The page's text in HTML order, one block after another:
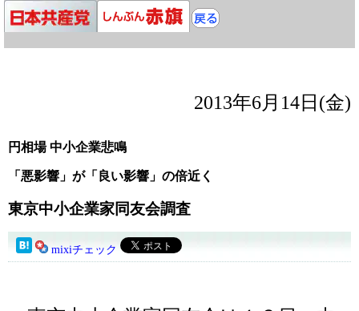
2013年6月14日(金)
円相場 中小企業悲鳴
「悪影響」が「良い影響」の倍近く
東京中小企業家同友会調査
mixiチェック